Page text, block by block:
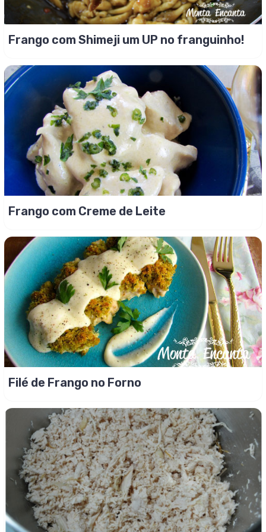
Frango com Shimeji um UP no franguinho!
Frango com Creme de Leite
Filé de Frango no Forno